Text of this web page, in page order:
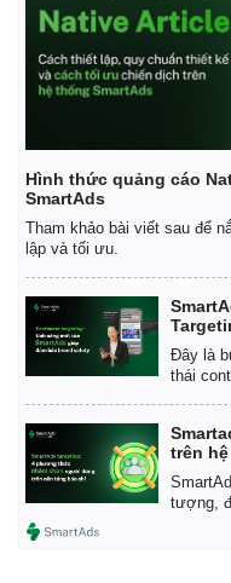
Hình thức quảng cáo
SmartAds
Tham khảo bài viết sau để
lập và tối ưu.
Đây là
thái
trên
tượng,